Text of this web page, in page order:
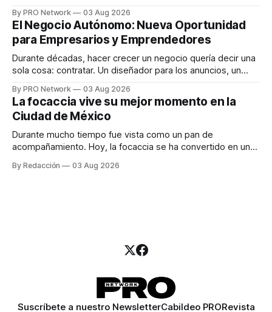
INTERIUS, el problema suele estar en otro lugar. Durante
una entrevista para el podcast SER PRO, el especialista en
marketing digital explicó que
By PRO Network 03 Aug 2026
El Negocio Autónomo: Nueva Oportunidad
para Empresarios y Emprendedores
Durante décadas, hacer crecer un negocio quería decir una
sola cosa: contratar. Un diseñador para los anuncios, un
para los textos, alguien que supiera de publicidad digital
para encontrar prospectos, un vendedor para atender
llamadas y mensajes, y —con suerte— una persona
By PRO Network 03 Aug 2026
La focaccia vive su mejor momento en la
Ciudad de México
Durante mucho tiempo fue vista como un pan de
acompañamiento. Hoy, la focaccia se ha convertido en uno
artesanal, ingredientes de calidad y experiencias que
By Redacción 03 Aug 2026
Suscríbete a nuestro NewsletterCabildeo PRORevista